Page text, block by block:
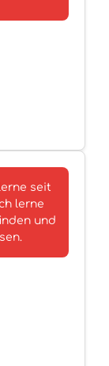
seit
lerne
und